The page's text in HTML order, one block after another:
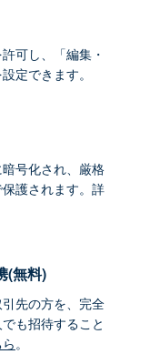
可し、「編集・
定できます。
号化され、厳格
護されます。詳
(無料)
先の方を、完全
も招待すること
。